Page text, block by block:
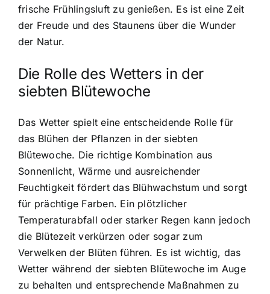
frische Frühlingsluft zu genießen. Es ist eine Zeit
der Freude und des Staunens über die Wunder
der Natur.
Die Rolle des Wetters in der
siebten Blütewoche
Das Wetter spielt eine entscheidende Rolle für
das Blühen der Pflanzen in der siebten
Blütewoche. Die richtige Kombination aus
Sonnenlicht, Wärme und ausreichender
Feuchtigkeit fördert das Blühwachstum und sorgt
für prächtige Farben. Ein plötzlicher
Temperaturabfall oder starker Regen kann jedoch
die Blütezeit verkürzen oder sogar zum
Verwelken der Blüten führen. Es ist wichtig, das
Wetter während der siebten Blütewoche im Auge
zu behalten und entsprechende Maßnahmen zu